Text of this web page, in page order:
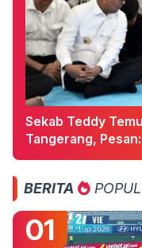
Sekab Teddy
Tangerang,
BERITA
01